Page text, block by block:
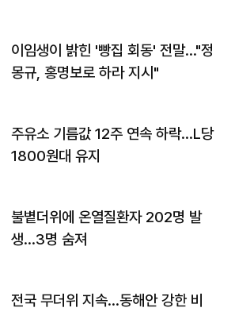
이임생이 밝힌 '빵집 회동' 전말…"정
몽규, 홍명보로 하라 지시"
주유소 기름값 12주 연속 하락…L당
1800원대 유지
불볕더위에 온열질환자 202명 발
생…3명 숨져
전국 무더위 지속…동해안 강한 비